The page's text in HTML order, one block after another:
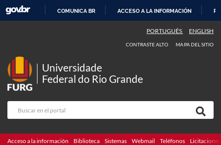
CONTENIDO
COMUNICA BR ACCESO A LA INFORMACIÓN
PORTUGUÊS ENGLISH
CONTRASTE ALTO MAPA DEL SITIO
Universidade
Federal do Rio Grande
Acceso a la información Biblioteca Sistemas Webmail Teléfonos Licitaciones